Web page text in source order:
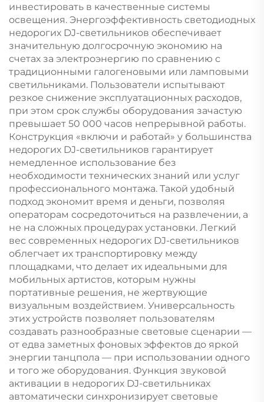
инвестировать в качественные системы
освещения. Энергоэффективность светодиодных
недорогих DJ-светильников обеспечивает
значительную долгосрочную экономию на
счетах за электроэнергию по сравнению с
традиционными галогеновыми или ламповыми
светильниками. Пользователи испытывают
резкое снижение эксплуатационных расходов,
при этом срок службы оборудования зачастую
превышает 50 000 часов непрерывной работы.
Конструкция «включи и работай» у большинства
недорогих DJ-светильников гарантирует
немедленное использование без
необходимости технических знаний или услуг
профессионального монтажа. Такой удобный
подход экономит время и деньги, позволяя
операторам сосредоточиться на развлечении, а
не на сложных процедурах установки. Легкий
вес современных недорогих DJ-светильников
облегчает их транспортировку между
площадками, что делает их идеальными для
мобильных артистов, которым нужны
портативные решения, не жертвующие
визуальным воздействием. Универсальность
этих устройств позволяет пользователям
создавать разнообразные световые сценарии —
от едва заметных фоновых эффектов до яркой
энергии танцпола — при использовании одного
и того же оборудования. Функция звуковой
активации в недорогих DJ-светильниках
автоматически синхронизирует световые